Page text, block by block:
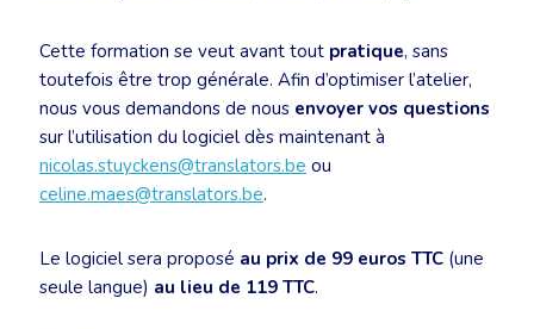
Cette formation se veut avant tout pratique, sans
toutefois être trop générale. Afin d’optimiser l’atelier,
nous vous demandons de nous envoyer vos questions
sur l’utilisation du logiciel dès maintenant à
nicolas.stuyckens@translators.be ou
celine.maes@translators.be.
Le logiciel sera proposé au prix de 99 euros TTC (une
seule langue) au lieu de 119 TTC.